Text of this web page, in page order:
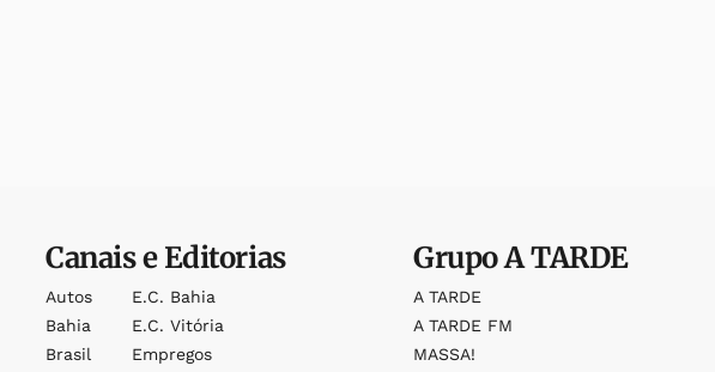
Canais e Editorias
Autos
Bahia
Brasil
E.c. Bahia
E.c. Vitória
Empregos
GrupoA TARDE
A TARDE
A TARDE FM
MASSA!